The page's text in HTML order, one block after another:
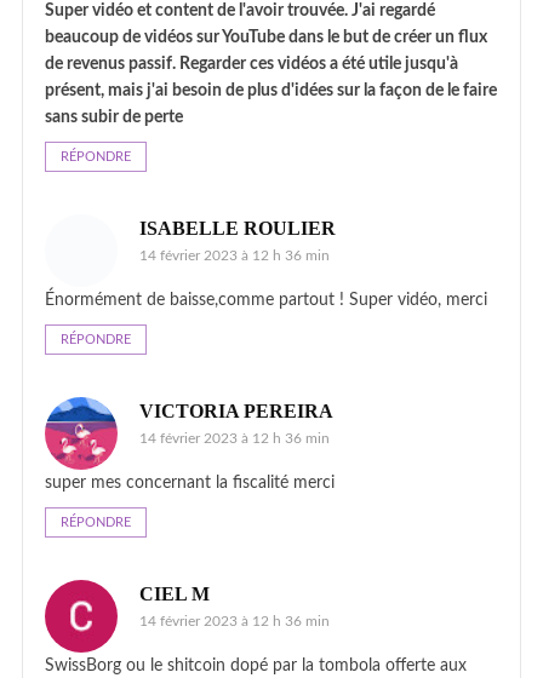
Super vidéo et content de l'avoir trouvée. J'ai regardé
beaucoup de vidéos sur YouTube dans le but de créer un flux
de revenus passif. Regarder ces vidéos a été utile jusqu'à
présent, mais j'ai besoin de plus d'idées sur la façon de le faire
sans subir de perte
RÉPONDRE
ISABELLE ROULIER
14 février 2023 à 12 h 36 min
Énormément de baisse,comme partout ! Super vidéo, merci
RÉPONDRE
VICTORIA PEREIRA
14 février 2023 à 12 h 36 min
super mes concernant la fiscalité merci
RÉPONDRE
CIEL M
14 février 2023 à 12 h 36 min
SwissBorg ou le shitcoin dopé par la tombola offerte aux